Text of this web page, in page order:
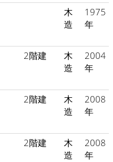
木
造
1975
年
2階建
木
造
2004
年
2階建
木
造
2008
年
2階建
木
造
2008
年